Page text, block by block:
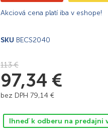
Akciová cena platí iba v eshope!
SKU BECS2040
113€
97,34 €
bez DPH 79,14 €
Ihneď k odberu na predajni